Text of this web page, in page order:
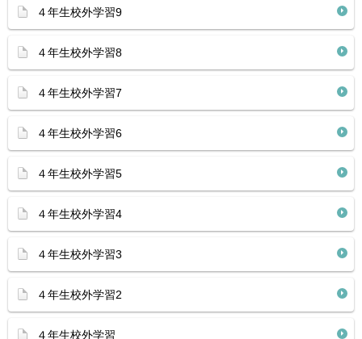
４年生校外学習9
４年生校外学習8
４年生校外学習7
４年生校外学習6
４年生校外学習5
４年生校外学習4
４年生校外学習3
４年生校外学習2
４年生校外学習